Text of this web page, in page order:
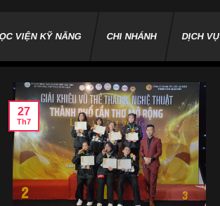
VIỆN KỸ NĂNG CHI NHÁNH DỊCH VỤ
27
Th7